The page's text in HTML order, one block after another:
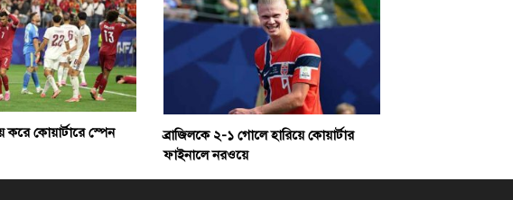
করে কোয়ার্টারে স্পেন
ব্রাজিলকে ২-১ গোলে হারিয়ে কোয়ার্টার
ফাইনালে নরওয়ে